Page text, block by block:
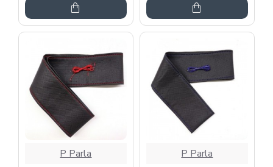
P Parla P Parla